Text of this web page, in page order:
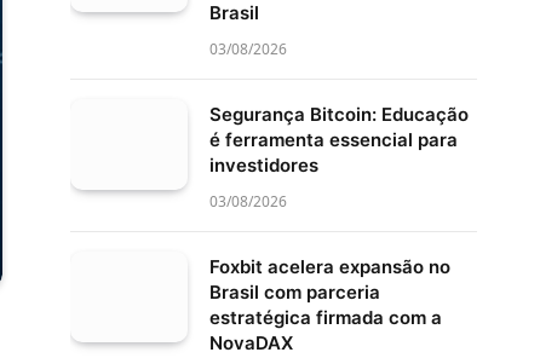
Brasil
03/08/2026
Segurança Bitcoin: Educação
é ferramenta essencial para
investidores
03/08/2026
Foxbit acelera expansão no
Brasil com parceria
estratégica firmada com a
NovaDAX